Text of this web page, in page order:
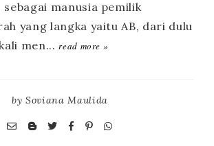
read more »
bySoviana Maulida